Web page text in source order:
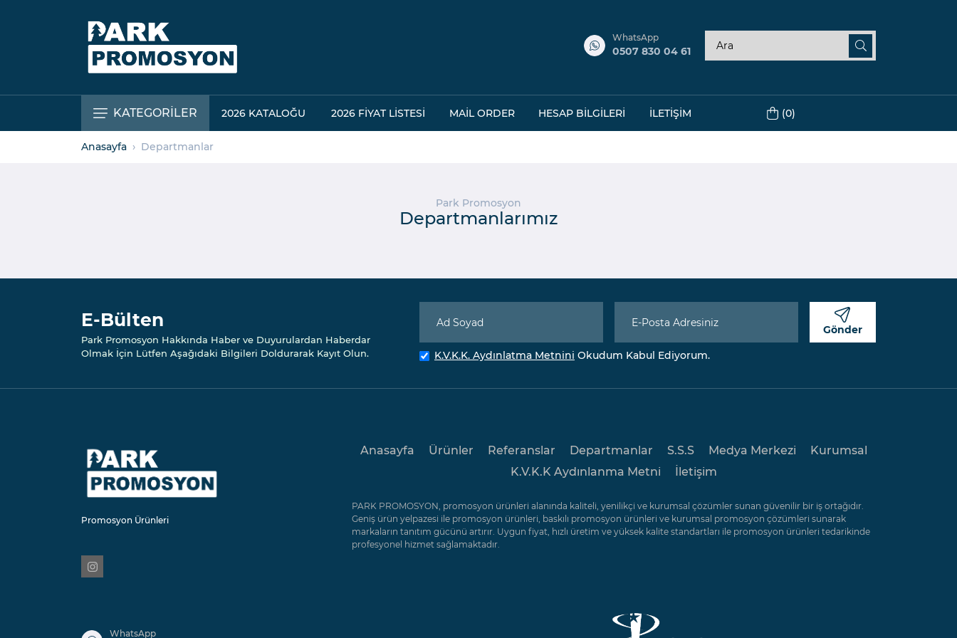
WhatsApp
0507 830 04 61
KATEGORİLER 2026 KATALOĞU 2026 FIYAT LISTESI MAIL ORDER HESAP BILGILERI İLETIŞIM (0)
Anasayfa Departmanlar
Park Promosyon
Departmanlarımız
E-Bülten
Park Promosyon Hakkında Haber ve Duyurulardan Haberdar
Olmak İçin Lütfen Aşağıdaki Bilgileri Doldurarak Kayıt Olun.
Gönder
K.V.K.K. Aydınlatma Metnini Okudum Kabul Ediyorum.
Promosyon Ürünleri
Anasayfa Ürünler Referanslar Departmanlar S.S.S Medya Merkezi
Kurumsal
K.V.K.K Aydınlanma Metni
İletişim
PARK PROMOSYON, promosyon ürünleri alanında kaliteli, yenilikçi ve kurumsal çözümler sunan güvenilir bir iş ortağıdır.
Geniş ürün yelpazesi ile promosyon ürünleri, baskılı promosyon ürünleri ve kurumsal promosyon çözümleri sunarak
markaların tanıtım gücünü artırır. Uygun fiyat, hızlı üretim ve yüksek kalite standartları ile promosyon ürünleri tedarikinde
profesyonel hizmet sağlamaktadır.
WhatsApp